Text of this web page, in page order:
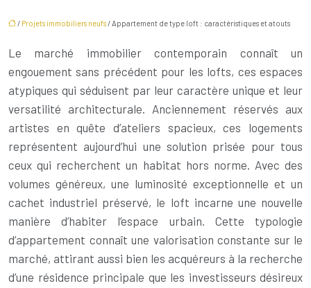
/ Projets immobiliers neufs/ Appartement de type loft : caractéristiques et atouts
Le marché immobilier contemporain connaît un
engouement sans précédent pour les lofts, ces espaces
atypiques qui séduisent par leur caractère unique et leur
versatilité architecturale. Anciennement réservés aux
artistes en quête d’ateliers spacieux, ces logements
représentent aujourd’hui une solution prisée pour tous
ceux qui recherchent un habitat hors norme. Avec des
volumes généreux, une luminosité exceptionnelle et un
cachet industriel préservé, le loft incarne une nouvelle
manière d’habiter l’espace urbain. Cette typologie
d’appartement connaît une valorisation constante sur le
marché, attirant aussi bien les acquéreurs à la recherche
d’une résidence principale que les investisseurs désireux